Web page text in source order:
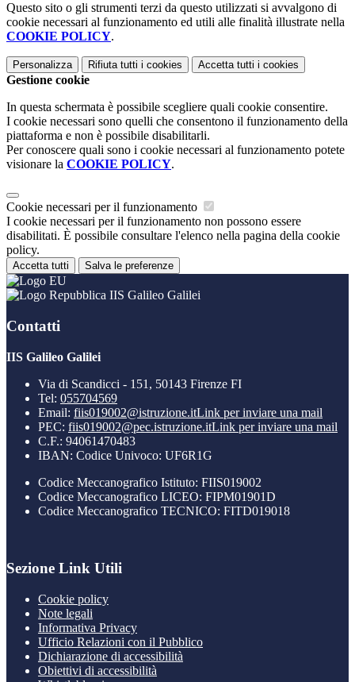
Questo sito o gli strumenti terzi da questo utilizzati si avvalgono di
cookie necessari al funzionamento ed utili alle finalità illustrate nella
COOKIE POLICY.
Personalizza Rifiuta tutti i cookies Accetta tutti i cookies
Gestione cookie
In questa schermata è possibile scegliere quali cookie consentire.
I cookie necessari sono quelli che consentono il funzionamento della
piattaforma e non è possibile disabilitarli.
Per conoscere quali sono i cookie necessari al funzionamento potete
visionare la COOKIE POLICY.
Cookie necessari per il funzionamento
I cookie necessari per il funzionamento non possono essere
disabilitati. È possibile consultare l'elenco nella pagina della cookie
policy.
Accetta tutti Salva le preferenze
IIS Galileo Galilei
Contatti
IIS Galileo Galilei
Via di Scandicci - 151, 50143 Firenze FI
Tel: 055704569
Email: fiis019002@istruzione.itLink per inviare una mail
PEC: fiis019002@pec.istruzione.itLink per inviare una mail
C.F.: 94061470483
IBAN: Codice Univoco: UF6R1G
Codice Meccanografico Istituto: FIIS019002
Codice Meccanografico LICEO: FIPM01901D
Codice Meccanografico TECNICO: FITD019018
Sezione Link Utili
Cookie policy
Note legali
Informativa Privacy
Ufficio Relazioni con il Pubblico
Dichiarazione di accessibilità
Obiettivi di accessibilità